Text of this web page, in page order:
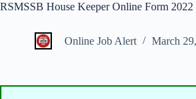
RSMSSB House Keeper Online Form
Online Job Alert March